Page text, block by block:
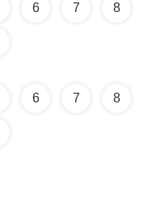
6 7 8
6 7 8